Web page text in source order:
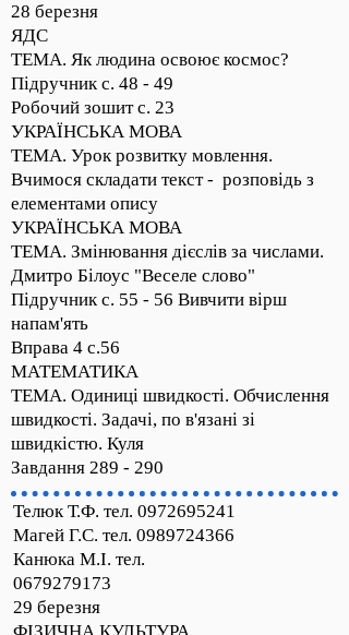
28 березня
ЯДС
ТЕМА. Як людина освоює космос?
Підручник с. 48 - 49
Робочий зошит с. 23
УКРАЇНСЬКА МОВА
ТЕМА. Урок розвитку мовлення.
Вчимося складати текст - розповідь з
елементами опису
УКРАЇНСЬКА МОВА
ТЕМА. Змінювання дієслів за числами.
Дмитро Білоус "Веселе слово"
Підручник с. 55 - 56 Вивчити вірш
напам'ять
Вправа 4 с.56
МАТЕМАТИКА
ТЕМА. Одиниці швидкості. Обчислення
швидкості. Задачі, по в'язані зі
швидкістю. Куля
Завдання 289 - 290
Телюк Т.Ф. тел. 0972695241
Магей Г.С. тел. 0989724366
Канюка М.І. тел.
0679279173
29 березня